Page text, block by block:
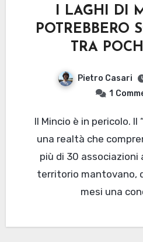
I LAGHI DI
POTREBBERO
TRA
Pietro Casari
1
Il Mincio è in pericolo. Il “Tavolo del Mincio”,
una realtà che
più di 30
territorio mantovano,
mesi una